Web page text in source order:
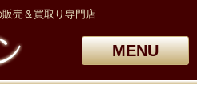
売＆買取り専門店
MENU